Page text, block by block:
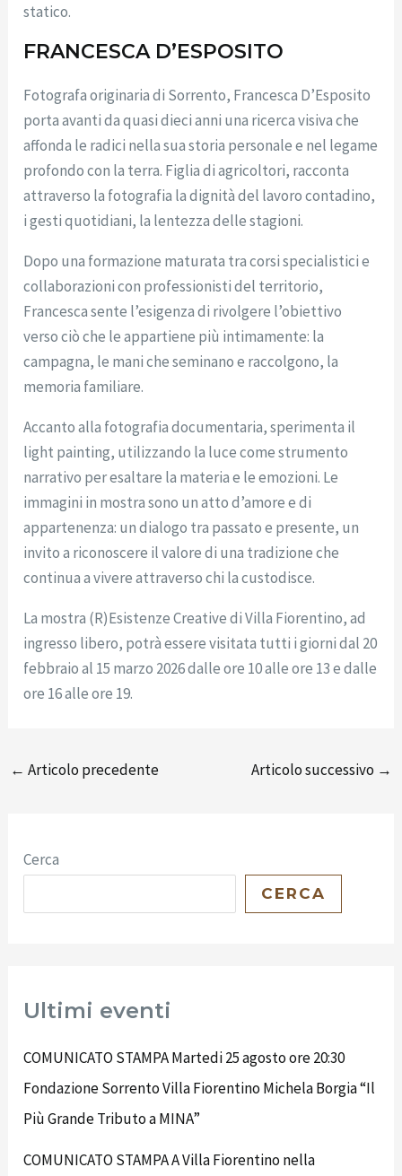
statico.
FRANCESCA D’ESPOSITO
Fotografa originaria di Sorrento, Francesca D’Esposito
porta avanti da quasi dieci anni una ricerca visiva che
affonda le radici nella sua storia personale e nel legame
profondo con la terra. Figlia di agricoltori, racconta
attraverso la fotografia la dignità del lavoro contadino,
i gesti quotidiani, la lentezza delle stagioni.
Dopo una formazione maturata tra corsi specialistici e
collaborazioni con professionisti del territorio,
Francesca sente l’esigenza di rivolgere l’obiettivo
verso ciò che le appartiene più intimamente: la
campagna, le mani che seminano e raccolgono, la
memoria familiare.
Accanto alla fotografia documentaria, sperimenta il
light painting, utilizzando la luce come strumento
narrativo per esaltare la materia e le emozioni. Le
immagini in mostra sono un atto d’amore e di
appartenenza: un dialogo tra passato e presente, un
invito a riconoscere il valore di una tradizione che
continua a vivere attraverso chi la custodisce.
La mostra (R)Esistenze Creative di Villa Fiorentino, ad
ingresso libero, potrà essere visitata tutti i giorni dal 20
febbraio al 15 marzo 2026 dalle ore 10 alle ore 13 e dalle
ore 16 alle ore 19.
← Articolo precedente Articolo successivo →
Cerca
CERCA
Ultimi eventi
COMUNICATO STAMPA Martedi 25 agosto ore 20:30
Fondazione Sorrento Villa Fiorentino Michela Borgia “Il
Più Grande Tributo a MINA”
COMUNICATO STAMPA A Villa Fiorentino nella